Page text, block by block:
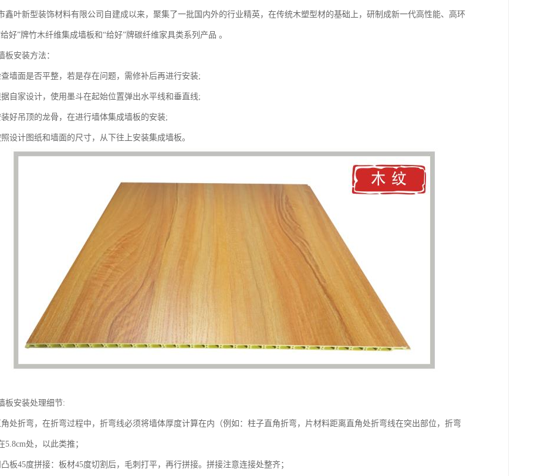
鑫叶新型装饰材料有限公司自建成以来，聚集了一批国内外的行业精英，在传统木塑型材的基础上，研制成新一代高性能、高环
好”牌竹木纤维集成墙板和“给好”牌碳纤维家具类系列产品 。
板安装方法：
查墙面是否平整，若是存在问题，需修补后再进行安装;
自家设计，使用墨斗在起始位置弹出水平线和垂直线;
好吊顶的龙骨，在进行墙体集成墙板的安装;
设计图纸和墙面的尺寸，从下往上安装集成墙板。
板安装处理细节:
角处折弯，在折弯过程中，折弯线必须将墙体厚度计算在内（例如：柱子直角折弯，片材料距离直角处折弯线在突出部位，折弯
5.8cm处，以此类推；
板45度拼接：板材45度切割后，毛刺打平，再行拼接。拼接注意连接处整齐；